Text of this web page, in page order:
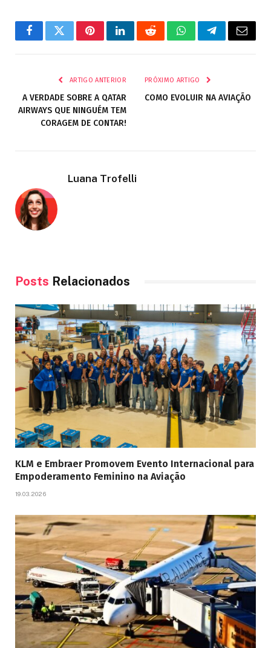
FacebookTwitterPinterestLinkedInRedditWhatsAppTelegrama
E-
ARTIGO ANTERIOR
A VERDADE SOBRE A QATAR
AIRWAYS QUE NINGUÉM TEM
CORAGEM DE CONTAR!
PRÓXIMO ARTIGO
COMO EVOLUIR NA AVIAÇÃO
Luana Trofelli
Posts Relacionados
KLM e Embraer Promovem Evento Internacional para
Empoderamento Feminino na Aviação
19.03.2026